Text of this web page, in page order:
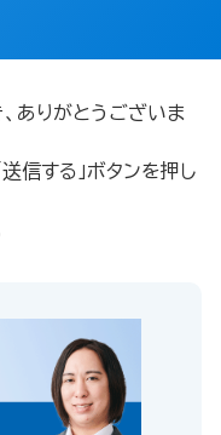
ありがとうございま
信する」ボタンを押し